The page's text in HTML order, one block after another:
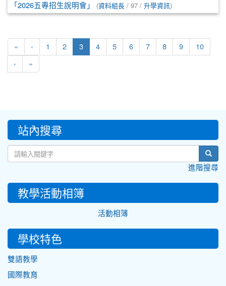
「2026五專招生說明會」
(資料組長 / 97 / 升學資訊)
« ‹ 1 2 3(current)
4 5 6 7 8 9 10
› »
::: 站內搜尋
進階搜尋
教學活動相簿
活動相簿
學校特色
雙語教學
國際教育